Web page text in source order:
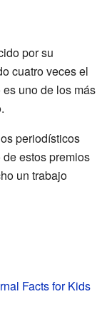
por su
cuatro veces el
uno de los más
periodísticos
estos premios
un trabajo
Facts for Kids